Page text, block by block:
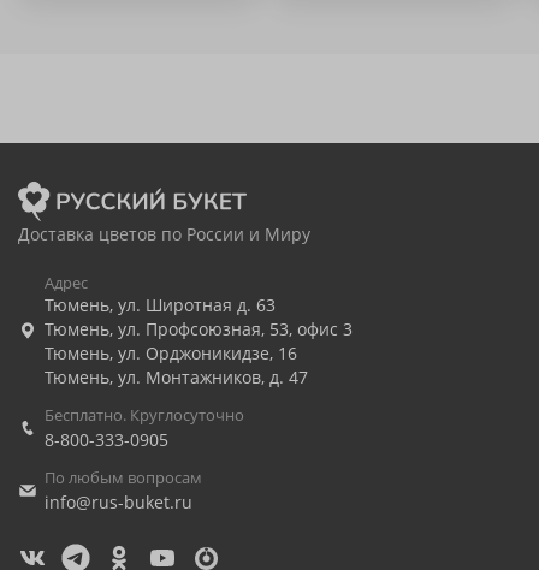
Доставка цветов по России и Миру
Адрес
Тюмень, ул. Широтная д. 63
Тюмень, ул. Профсоюзная, 53, офис 3
Тюмень, ул. Орджоникидзе, 16
Тюмень, ул. Монтажников, д. 47
Бесплатно. Круглосуточно
8-800-333-0905
По любым вопросам
info@rus-buket.ru